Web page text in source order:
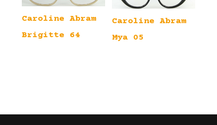
Caroline Abram
Brigitte 64
Caroline Abram
Mya 05